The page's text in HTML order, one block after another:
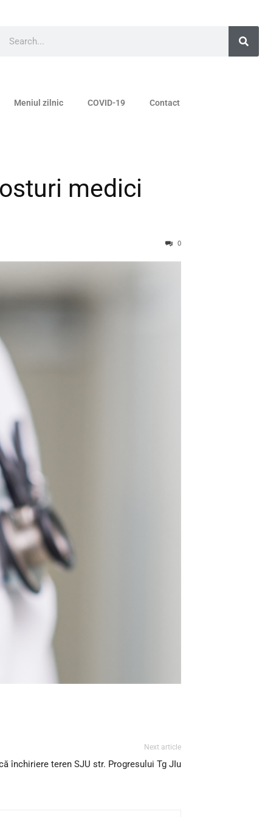
Meniul zilnic COVID-19 Contact
medici
0
Next article
închiriere teren SJU str. Progresului Tg JIu